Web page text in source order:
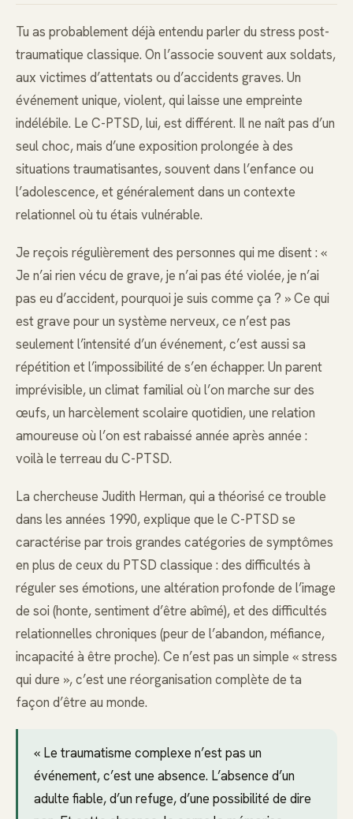
Tu as probablement déjà entendu parler du stress post-
traumatique classique. On l’associe souvent aux soldats,
aux victimes d’attentats ou d’accidents graves. Un
événement unique, violent, qui laisse une empreinte
indélébile. Le C-PTSD, lui, est différent. Il ne naît pas d’un
seul choc, mais d’une exposition prolongée à des
situations traumatisantes, souvent dans l’enfance ou
l’adolescence, et généralement dans un contexte
relationnel où tu étais vulnérable.
Je reçois régulièrement des personnes qui me disent : «
Je n’ai rien vécu de grave, je n’ai pas été violée, je n’ai
pas eu d’accident, pourquoi je suis comme ça ? » Ce qui
est grave pour un système nerveux, ce n’est pas
seulement l’intensité d’un événement, c’est aussi sa
répétition et l’impossibilité de s’en échapper. Un parent
imprévisible, un climat familial où l’on marche sur des
œufs, un harcèlement scolaire quotidien, une relation
amoureuse où l’on est rabaissé année après année :
voilà le terreau du C-PTSD.
La chercheuse Judith Herman, qui a théorisé ce trouble
dans les années 1990, explique que le C-PTSD se
caractérise par trois grandes catégories de symptômes
en plus de ceux du PTSD classique : des difficultés à
réguler ses émotions, une altération profonde de l’image
de soi (honte, sentiment d’être abîmé), et des difficultés
relationnelles chroniques (peur de l’abandon, méfiance,
incapacité à être proche). Ce n’est pas un simple « stress
qui dure », c’est une réorganisation complète de ta
façon d’être au monde.
« Le traumatisme complexe n’est pas un
événement, c’est une absence. L’absence d’un
adulte fiable, d’un refuge, d’une possibilité de dire